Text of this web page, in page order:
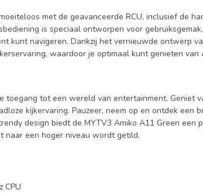
met de geavanceerde RCU, inclusief de
is speciaal ontworpen voor
kunt navigeren. Dankzij het vernieuwde ontwerp
waardoor je optimaal kunt genieten van
toegang tot een wereld van entertainment. Geniet
kijkervaring. Pauzeer, neem op en ontdek een
design biedt de MYTV3 Amiko A11 Green een
naar een hoger niveau wordt getild.
CPU